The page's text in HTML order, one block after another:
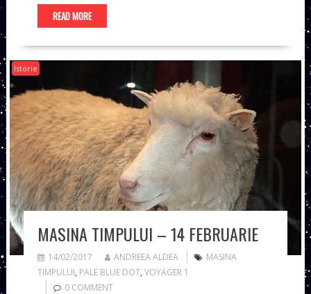
READ MORE
Istorie
MASINA TIMPULUI – 14 FEBRUARIE
14/02/2017 ANDREEA ALDEA
MASINA
TIMPULUI, PALE BLUE DOT, VOYAGER 1
0 COMMENT